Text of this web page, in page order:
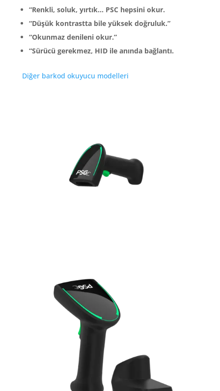
“Renkli, soluk, yırtık… PSC hepsini okur.
“Düşük kontrastta bile yüksek doğruluk.”
“Okunmaz denileni okur.”
“Sürücü gerekmez, HID ile anında bağlantı.
Diğer barkod okuyucu modelleri